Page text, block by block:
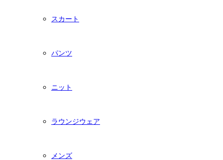
スカート
パンツ
ニット
ラウンジウェア
メンズ